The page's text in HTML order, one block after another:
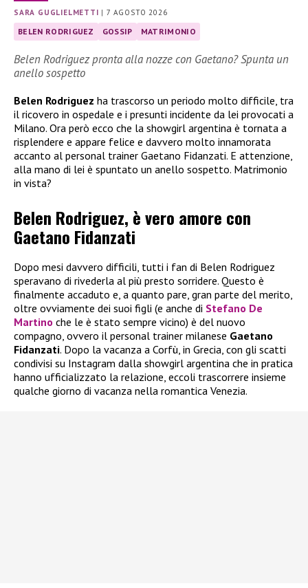
SARA GUGLIELMETTI |7 AGOSTO 2026
BELEN RODRIGUEZ GOSSIP MATRIMONIO
Belen Rodriguez pronta alla nozze con Gaetano? Spunta un
anello sospetto
Belen Rodriguez ha trascorso un periodo molto difficile, tra
il ricovero in ospedale e i presunti incidente da lei provocati a
Milano. Ora però ecco che la showgirl argentina è tornata a
risplendere e appare felice e davvero molto innamorata
accanto al personal trainer Gaetano Fidanzati. E attenzione,
alla mano di lei è spuntato un anello sospetto. Matrimonio
in vista?
Belen Rodriguez, è vero amore con
Gaetano Fidanzati
Dopo mesi davvero difficili, tutti i fan di Belen Rodriguez
speravano di rivederla al più presto sorridere. Questo è
finalmente accaduto e, a quanto pare, gran parte del merito,
oltre ovviamente dei suoi figli (e anche di Stefano De
Martino che le è stato sempre vicino) è del nuovo
compagno, ovvero il personal trainer milanese Gaetano
Fidanzati. Dopo la vacanza a Corfù, in Grecia, con gli scatti
condivisi su Instagram dalla showgirl argentina che in pratica
hanno ufficializzato la relazione, eccoli trascorrere insieme
qualche giorno di vacanza nella romantica Venezia.